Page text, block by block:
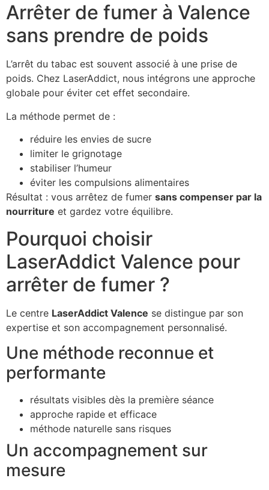
Arrêter de fumer à Valence
sans prendre de poids
L’arrêt du tabac est souvent associé à une prise de
poids. Chez LaserAddict, nous intégrons une approche
globale pour éviter cet effet secondaire.
La méthode permet de :
réduire les envies de sucre
limiter le grignotage
stabiliser l’humeur
éviter les compulsions alimentaires
Résultat : vous arrêtez de fumer sans compenser par la
nourriture et gardez votre équilibre.
Pourquoi choisir
LaserAddict Valence pour
arrêter de fumer ?
Le centre LaserAddict Valence se distingue par son
expertise et son accompagnement personnalisé.
Une méthode reconnue et
performante
résultats visibles dès la première séance
approche rapide et efficace
méthode naturelle sans risques
Un accompagnement sur
mesure